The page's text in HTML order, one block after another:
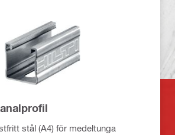
stål (A4) för medeltunga